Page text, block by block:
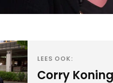
LEES OOK:
Corry